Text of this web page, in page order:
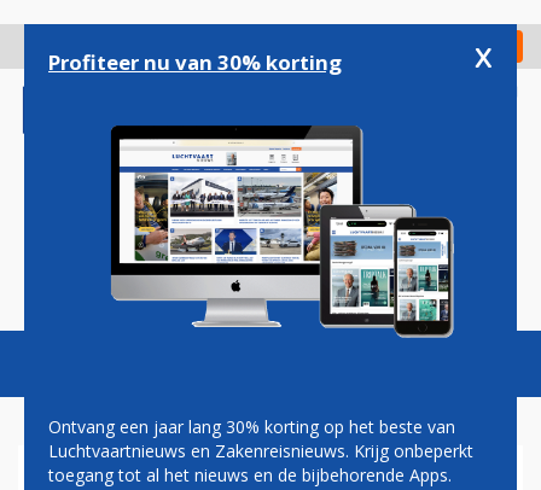
gaan
Check in
Magazine Podcasts Vacatures
Profiteer nu van 30% korting x
Ontvang een jaar lang 30% korting op het beste van
Luchtvaartnieuws en Zakenreisnieuws. Krijg onbeperkt
toegang tot al het nieuws en de bijbehorende Apps.